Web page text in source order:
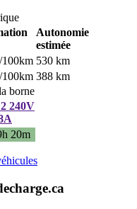
Autonomie
estimée
530 km
388 km
borne
240V
20m